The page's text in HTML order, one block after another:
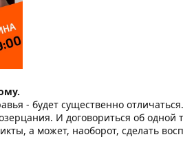
- будет существенно отличаться.
И договориться об одной
а может, наоборот, сделать